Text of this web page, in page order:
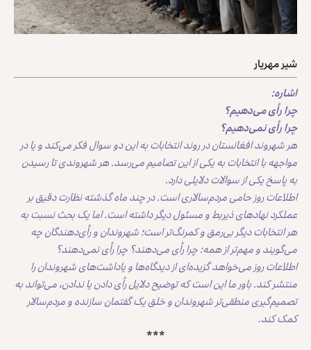
شیر مهریار
اشاره:
چرا رأی می‌دهیم؟
چرا رأی نمی‌دهیم؟
هر شهروند افغانستان در روند انتخابات به این دو سوال فکر می‌کند و یا در
مواجهه با انتخابات به یکی از این تصامیم می‌رسد. هر شهروندی تا رسیدن
به پاسخ یکی از سوالات دلایلی دارد.
اطلاعات روز حامی مردم‌سالاری است. در چند ماه گذشته نظارت دقیق بر
عملکرد نهادهای ذیربط و مسئول دیگر داشته است. اما یک بحث نسبت به
هر انتخابات دیگر بی‌رمق و کمرنگ‌تر است؛ شهروندان و رأی‌دهندگان چه
می‌گویند و مهم‌تر از همه: چرا رأی می‌دهند؟ چرا رأی نمی‌دهند؟
اطلاعات روز می‌خواهد گزیده‌ای از دیدگاه‌ها و یاداشت‌های شهروندان را
منتشر کند. باور ما این است که توضیح دلایل رأی دادن یا ندادن، می‌تواند به
تصمیم‌گیری منطقی‌تر شهروندان و خلق یک گفتمان سازنده و مردم‌سالار
کمک کند.
***